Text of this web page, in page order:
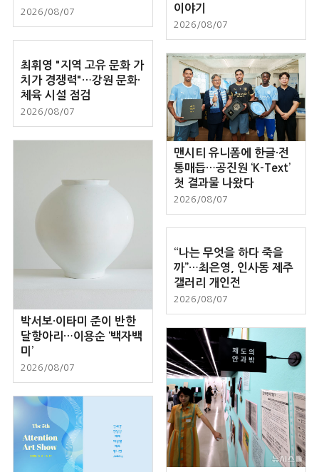
2026/08/07
이야기
2026/08/07
최휘영 "지역 고유 문화 가
치가 경쟁력"…강원 문화·
체육 시설 점검
2026/08/07
맨시티 유니폼에 한글·전
통매듭…공진원 ‘K-Text’
첫 결과물 나왔다
2026/08/07
박서보·이타미 준이 반한
달항아리…이용순 ‘백자백
미’
2026/08/07
“나는 무엇을 하다 죽을
까”…최은영, 인사동 제주
갤러리 개인전
2026/08/07